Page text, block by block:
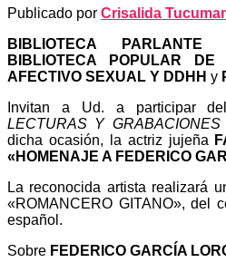
Publicado por Crisalida
BIBLIOTECA PARLANTE
BIBLIOTECA POPULAR DE
AFECTIVO SEXUAL Y DDHH y
Invitan a Ud. a participar
LECTURAS Y GRABACIONES
dicha ocasión, la actriz jujeña
«HOMENAJE A FEDERICO
La reconocida artista realizará
«ROMANCERO GITANO», del
español.
Sobre FEDERICO GARCÍA